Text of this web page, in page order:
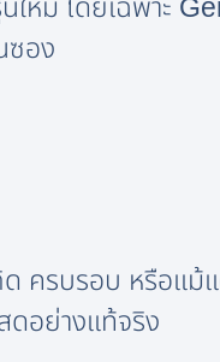
หม่ โดยเฉพาะ
ซอง
ครบรอบ หรือแ
อย่างแท้จริง